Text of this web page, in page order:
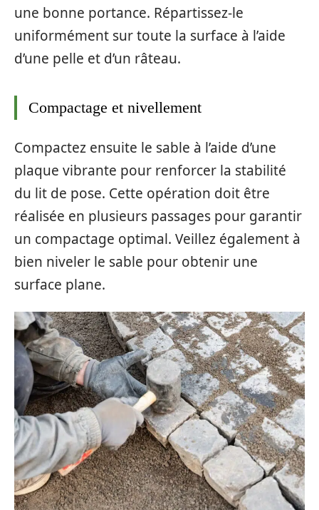
une bonne portance. Répartissez-le
uniformément sur toute la surface à l’aide
d’une pelle et d’un râteau.
Compactage et nivellement
Compactez ensuite le sable à l’aide d’une
plaque vibrante pour renforcer la stabilité
du lit de pose. Cette opération doit être
réalisée en plusieurs passages pour garantir
un compactage optimal. Veillez également à
bien niveler le sable pour obtenir une
surface plane.